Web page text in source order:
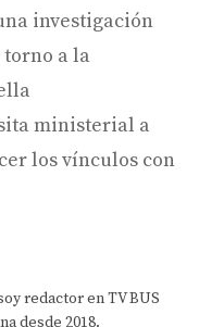
investigación
torno a la
ministerial a
los vínculos con
redactor en TV BUS
desde 2018.